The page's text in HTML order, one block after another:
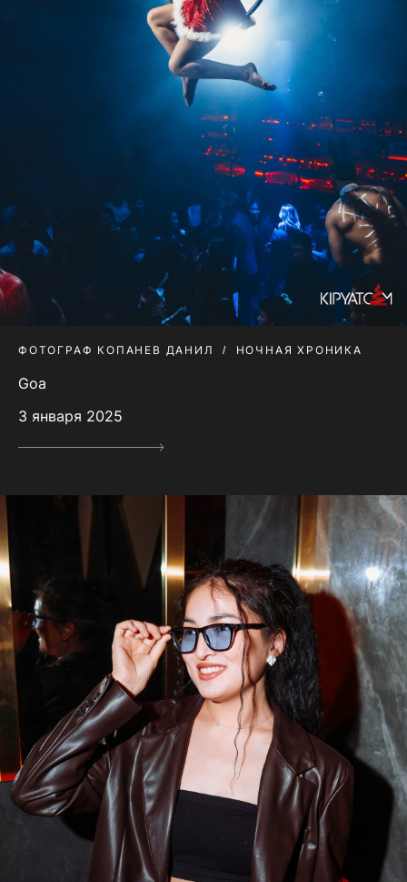
ФОТОГРАФ КОПАНЕВ ДАНИЛ НОЧНАЯ ХРОНИКА
Goa
3 января 2025